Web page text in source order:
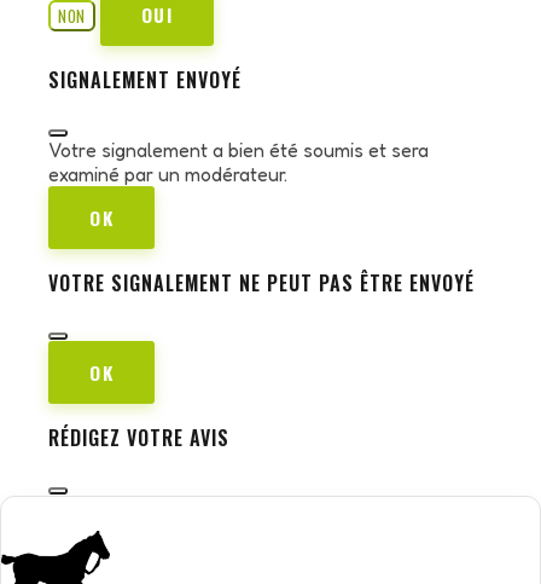
NON
OUI
SIGNALEMENT ENVOYÉ
Votre signalement a bien été soumis et sera
examiné par un modérateur.
OK
VOTRE SIGNALEMENT NE PEUT PAS ÊTRE ENVOYÉ
OK
RÉDIGEZ VOTRE AVIS